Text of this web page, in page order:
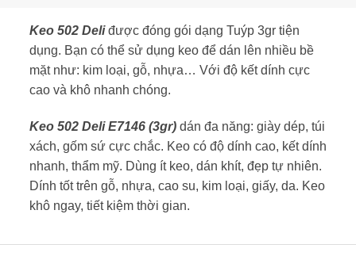
Keo 502 Deliđược đóng gói dạng Tuýp 3gr tiện
dụng. Bạn có thể sử dụng keo để dán lên nhiều bề
mặt như: kim loại, gỗ, nhựa… Với độ kết dính cực
cao và khô nhanh chóng.
Keo 502 Deli E7146 (3gr) dán đa năng: giày dép, túi
xách, gốm sứ cực chắc. Keo có độ dính cao, kết dính
nhanh, thẩm mỹ. Dùng ít keo, dán khít, đẹp tự nhiên.
Dính tốt trên gỗ, nhựa, cao su, kim loại, giấy, da. Keo
khô ngay, tiết kiệm thời gian.